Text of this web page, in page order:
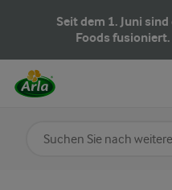
Seit dem 1. Juni
Foods fusioniert.
Nach Kategorie suchen